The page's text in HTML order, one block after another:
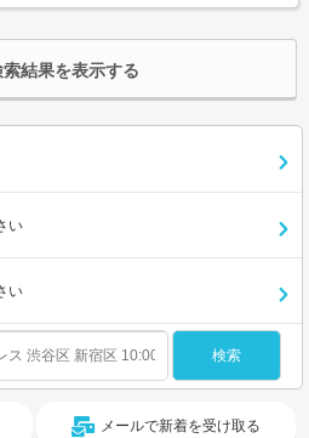
結果を表示する
い
い
メールで新着を受け取る